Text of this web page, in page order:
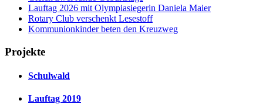
Lauftag 2026 mit Olympiasiegerin Daniela Maier
Rotary Club verschenkt Lesestoff
Kommunionkinder beten den Kreuzweg
Projekte
Schulwald
Lauftag 2019